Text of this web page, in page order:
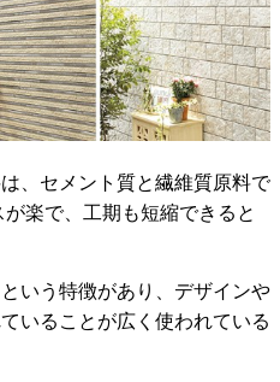
、セメント質と繊維質原料で
楽で、工期も短縮できると
いう特徴があり、デザインや
いることが広く使われている